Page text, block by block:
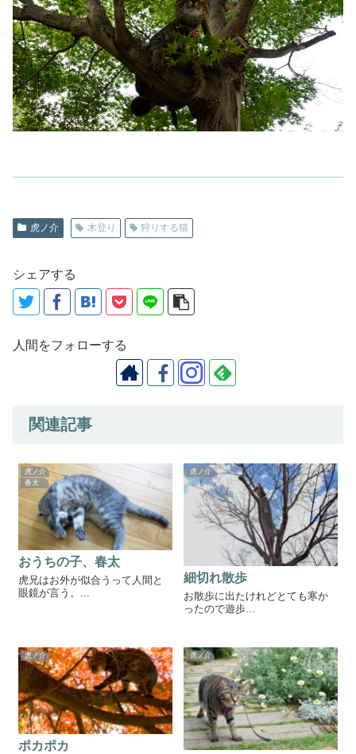
虎ノ介 木登り 狩りする猫
シェアする
人間をフォローする
関連記事
虎ノ介
春太
おうちの子、春太
虎兄はお外が似合うって人間と
眼鏡が言う。...
虎ノ介
細切れ散歩
お散歩に出たけれどとても寒か
ったので遊歩...
虎ノ介
ポカポカ
虎ノ介